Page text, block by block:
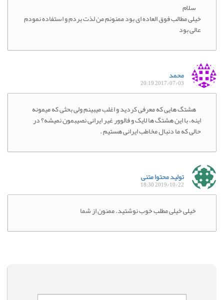
سلام
خیلی مطالب فوق العاده ای بود ممنونم من لذت بردم و استفاده نمودم
عالی بود
محمد
2017/07/03 20:19
هشتگ هایی که معرفی کردید و اغلب میبینم ولی بحثی که میمونه
اینه، با این هشتگ ها لایک و فالوور غیر ایرانی نصیبمون نمیشه؟ در
حالی که ما دنبال مخاطب ایرانی هستیم .
تولید محتوا متنی
2019/10/22 18:30
خیلی خیلی مطلب خوب نوشتید. ممنون از شما